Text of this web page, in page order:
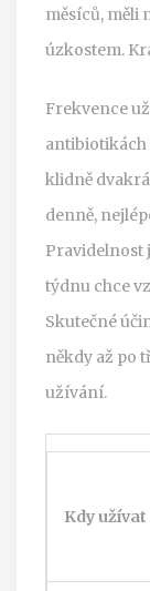
měsíců, měli
úzkostem.
Frekvence
antibiotikách
klidně
denně,
Pravidelnost
týdnu chce
Skutečné
někdy až po
užívání.
Kdy užívat